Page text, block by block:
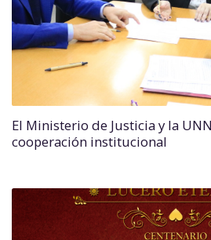
El Ministerio de Justicia y la
cooperación institucional